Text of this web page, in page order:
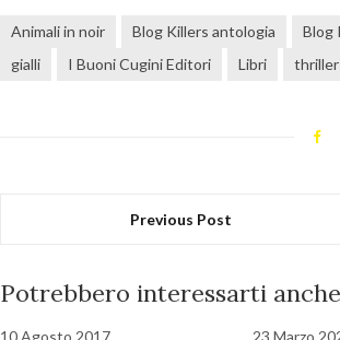
Animali in noir Blog Killers antologia Blog
gialli
I Buoni Cugini Editori Libri thriller
Previous Post
Potrebbero interessarti